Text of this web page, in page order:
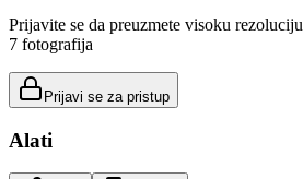
Prijavite se da preuzmete visoku rezoluciju
7 fotografija
Prijavi se za pristup
Alati